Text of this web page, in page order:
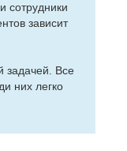
со­труд­ни­ки
за­ви­сит
за­да­чей. Все
них лег­ко